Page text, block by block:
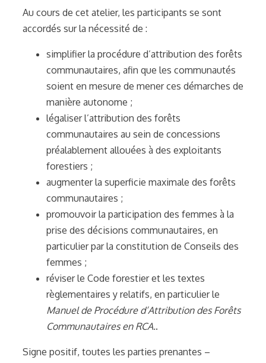
Au cours de cet atelier, les participants se sont
accordés sur la nécessité de :
simplifier la procédure d’attribution des forêts
communautaires, afin que les communautés
soient en mesure de mener ces démarches de
manière autonome ;
légaliser l’attribution des forêts
communautaires au sein de concessions
préalablement allouées à des exploitants
forestiers ;
augmenter la superficie maximale des forêts
communautaires ;
promouvoir la participation des femmes à la
prise des décisions communautaires, en
particulier par la constitution de Conseils des
femmes ;
réviser le Code forestier et les textes
règlementaires y relatifs, en particulier le
Manuel de Procédure d’Attribution des Forêts
Communautaires en RCA..
Signe positif, toutes les parties prenantes –